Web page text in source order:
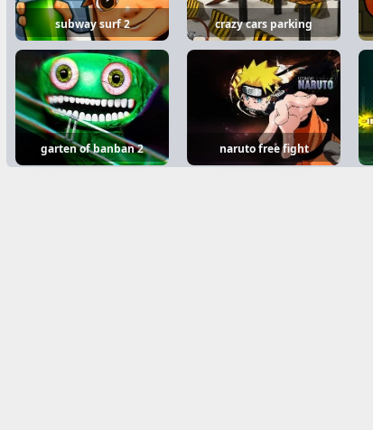
subway surf 2 crazy cars parking
garten of banban 2 naruto free fight